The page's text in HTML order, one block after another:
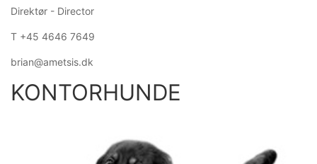
Direktør - Director
T +45 4646 7649
brian@ametsis.dk
KONTORHUNDE